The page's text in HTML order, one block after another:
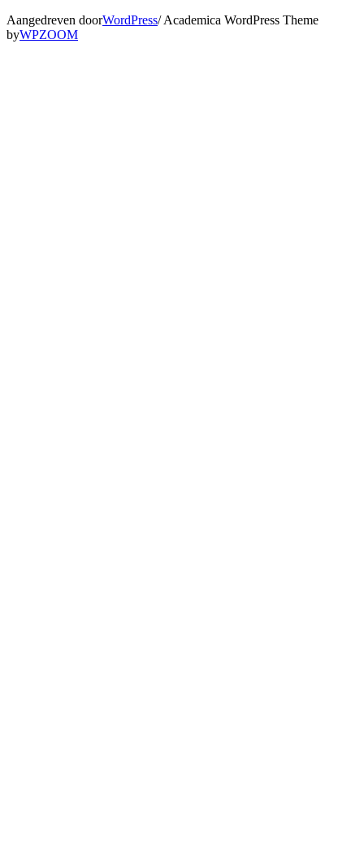
Aangedreven doorWordPress/ Academica WordPress Theme
byWPZOOM